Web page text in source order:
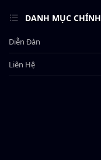
DANH MỤC CHÍNH
Diễn Đàn
Liên Hệ